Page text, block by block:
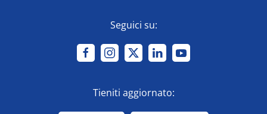
Seguici su:
Tieniti aggiornato: